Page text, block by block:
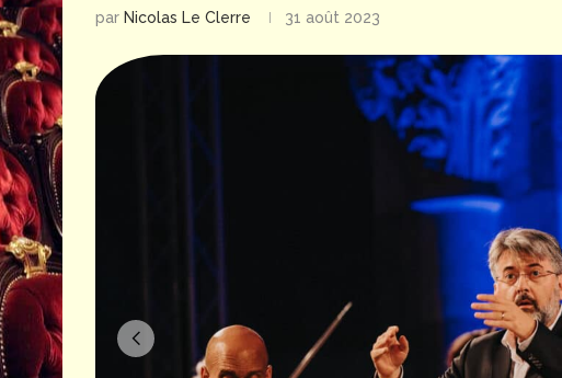
par Nicolas Le Clerre 31 août 2023